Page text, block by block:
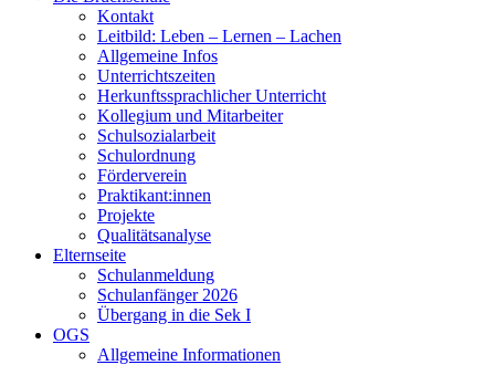
Kontakt
Leitbild: Leben – Lernen – Lachen
Allgemeine Infos
Unterrichtszeiten
Herkunftssprachlicher Unterricht
Kollegium und Mitarbeiter
Schulsozialarbeit
Schulordnung
Förderverein
Praktikant:innen
Projekte
Qualitätsanalyse
Elternseite
Schulanmeldung
Schulanfänger 2026
Übergang in die Sek I
OGS
Allgemeine Informationen